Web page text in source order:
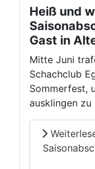
Heiß und
Gast in
Mitte Juni
Schachclub
Sommerfest,
ausklingen zu